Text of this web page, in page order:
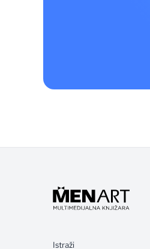
Istraži